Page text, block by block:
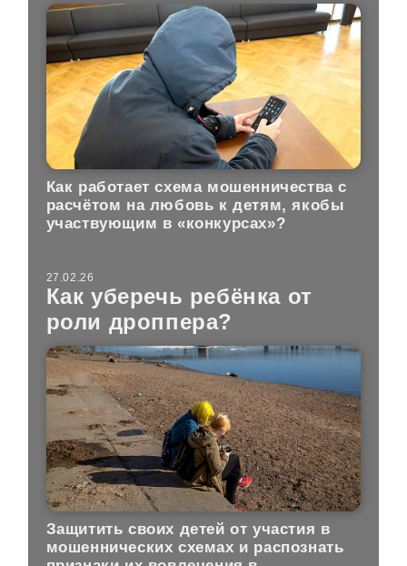
Как работает схема мошенничества с
расчётом на любовь к детям, якобы
участвующим в «конкурсах»?
27.02.26
Как уберечь ребёнка от
роли дроппера?
Защитить своих детей от участия в
мошеннических схемах и распознать